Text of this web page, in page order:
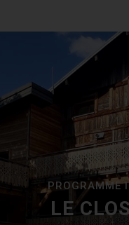
PROGRAMME
LE